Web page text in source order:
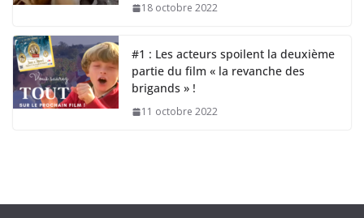
18 octobre 2022
#1 : Les acteurs spoilent la deuxième
partie du film « la revanche des
brigands » !
11 octobre 2022